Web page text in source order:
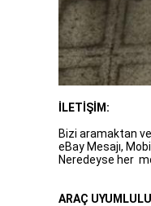
İLETİŞİM:
Bizi aramaktan
eBay Mesajı,
Neredeyse her
ARAÇ